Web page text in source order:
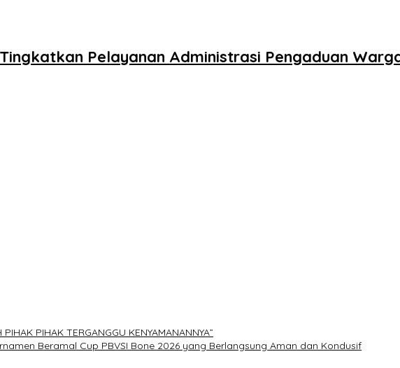
Pelayanan Administrasi Pengaduan
PIHAK TERGANGGU KENYAMANANNYA”
Beramal Cup PBVSI Bone 2026 yang Berlangsung Aman dan Kondusif